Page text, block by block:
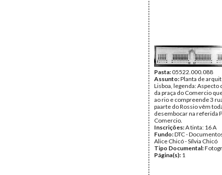
Pasta:05522.000.088
Assunto:Planta de
Lisboa, legenda: Aspecto
da praça do Comercio
ao rio e compreende 3
paarte do Rossio vêm
desembocar na referida
Comercio.
Inscrições:A tinta: 16 A
Fundo:DTC -
Alice Chicó - Sílvia Chicó
Tipo Documental:
Página(s): 1